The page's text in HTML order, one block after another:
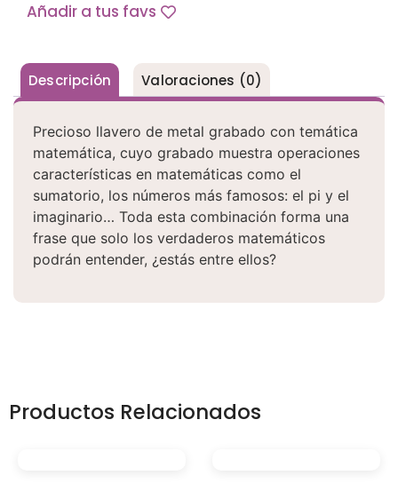
Añadir a tus favs
Descripción Valoraciones (0)
Precioso llavero de metal grabado con temática
matemática, cuyo grabado muestra operaciones
características en matemáticas como el
sumatorio, los números más famosos: el pi y el
imaginario… Toda esta combinación forma una
frase que solo los verdaderos matemáticos
podrán entender, ¿estás entre ellos?
Productos Relacionados